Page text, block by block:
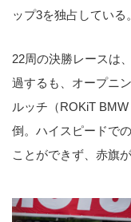
ップ3を独占している。
22周の決勝レースは
過するも、オープニ
ルッチ（ROKiT
倒。ハイスピードで
ことができず、赤旗